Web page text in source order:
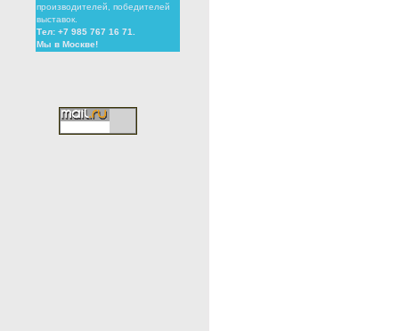
производителей, победителей
выставок.
Тел: +7 985 767 16 71.
Мы в Москве!